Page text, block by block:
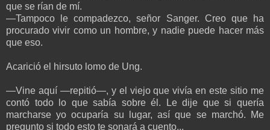
que se rían de mí.
—Tampoco le compadezco, señor Sanger. Creo que ha
procurado vivir como un hombre, y nadie puede hacer más
que eso.
Acarició el hirsuto lomo de Ung.
—Vine aquí —repitió—, y el viejo que vivía en este sitio me
contó todo lo que sabía sobre él. Le dije que si quería
marcharse yo ocuparía su lugar, así que se marchó. Me
pregunto si todo esto te sonará a cuento...